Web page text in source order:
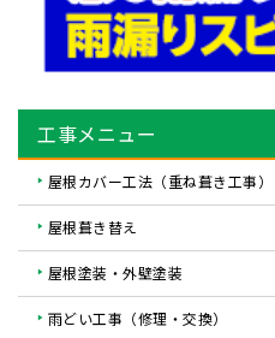
工事メニュー
屋根カバー工法（重ね葺き工事）
屋根葺き替え
屋根塗装・外壁塗装
雨どい工事（修理・交換）